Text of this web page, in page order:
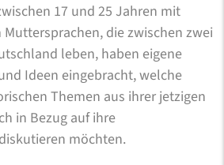
17 und 25 Jahren mit
Muttersprachen, die zwischen zwei
leben, haben eigene
Ideen eingebracht, welche
Themen aus ihrer jetzigen
in Bezug auf ihre
möchten.